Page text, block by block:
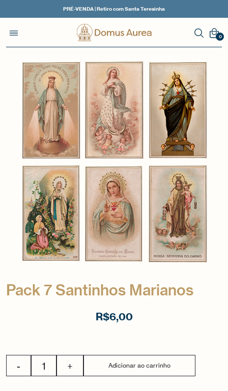
PRÉ-VENDA | Retiro com Santa Teresinha
0
Pack 7 Santinhos Marianos
R$6,00
- + Adicionar ao carrinho